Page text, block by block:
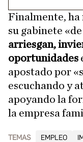
Finalmente,
su gabinete
arriesgan,
oportunidades
apostado por
escuchando y
apoyando la
la empresa
TEMAS EMPLEO